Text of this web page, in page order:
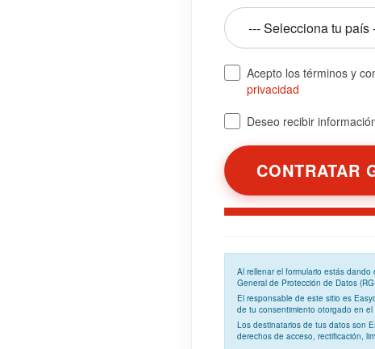
Acepto los términos y
privacidad
Deseo recibir
Al rellenar el formulario estás dando
General de Protección de Datos
El responsable de este sitio es
de tu consentimiento otorgado en el
Los destinatarios de tus datos son
derechos de acceso, rectificación,